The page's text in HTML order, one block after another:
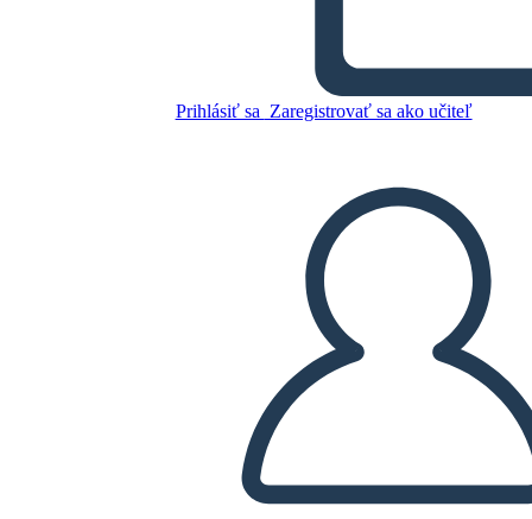
Prihlásiť sa Zaregistrovať sa ako učiteľ
Skopírujte tento Storyboard
PREHRAŤ PREZENTÁCIU
ČÍTAJ MI